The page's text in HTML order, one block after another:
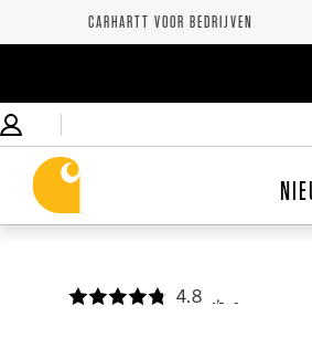
CARHARTT VOOR BEDRIJVEN
4.8